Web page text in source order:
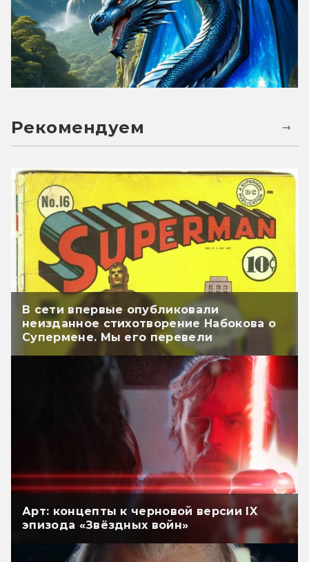
Рекомендуем
В сети впервые опубликовали
неизданное стихотворение Набокова о
Супермене. Мы его перевели
Арт: концепты к черновой версии IX
эпизода «Звёздных войн»